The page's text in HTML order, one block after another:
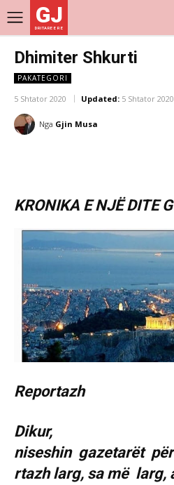
GJ
DRITARE E RE
Dhimiter Shkurti
PAKATEGORI
5 Shtator 2020 Updated: 5 Shtator 2020
Nga Gjin Musa
KRONIKA E NJË DITE
Reportazh
Dikur,
niseshin gazetarët
rtazh larg, sa më larg,